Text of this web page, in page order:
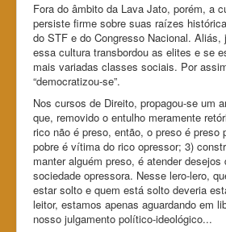
Fora do âmbito da Lava Jato, porém, a
persiste firme sobre suas raízes
do STF e do Congresso Nacional. Aliás,
essa cultura transbordou as elites e se
mais variadas classes sociais. Por
“democratizou-se”.
Nos cursos de Direito, propagou-se um
que, removido o entulho meramente
rico não é preso, então, o preso é preso
pobre é vítima do rico opressor; 3)
manter alguém preso, é atender desejos
sociedade opressora. Nesse lero-lero,
estar solto e quem está solto deveria
leitor, estamos apenas aguardando em
nosso julgamento político-ideológico...